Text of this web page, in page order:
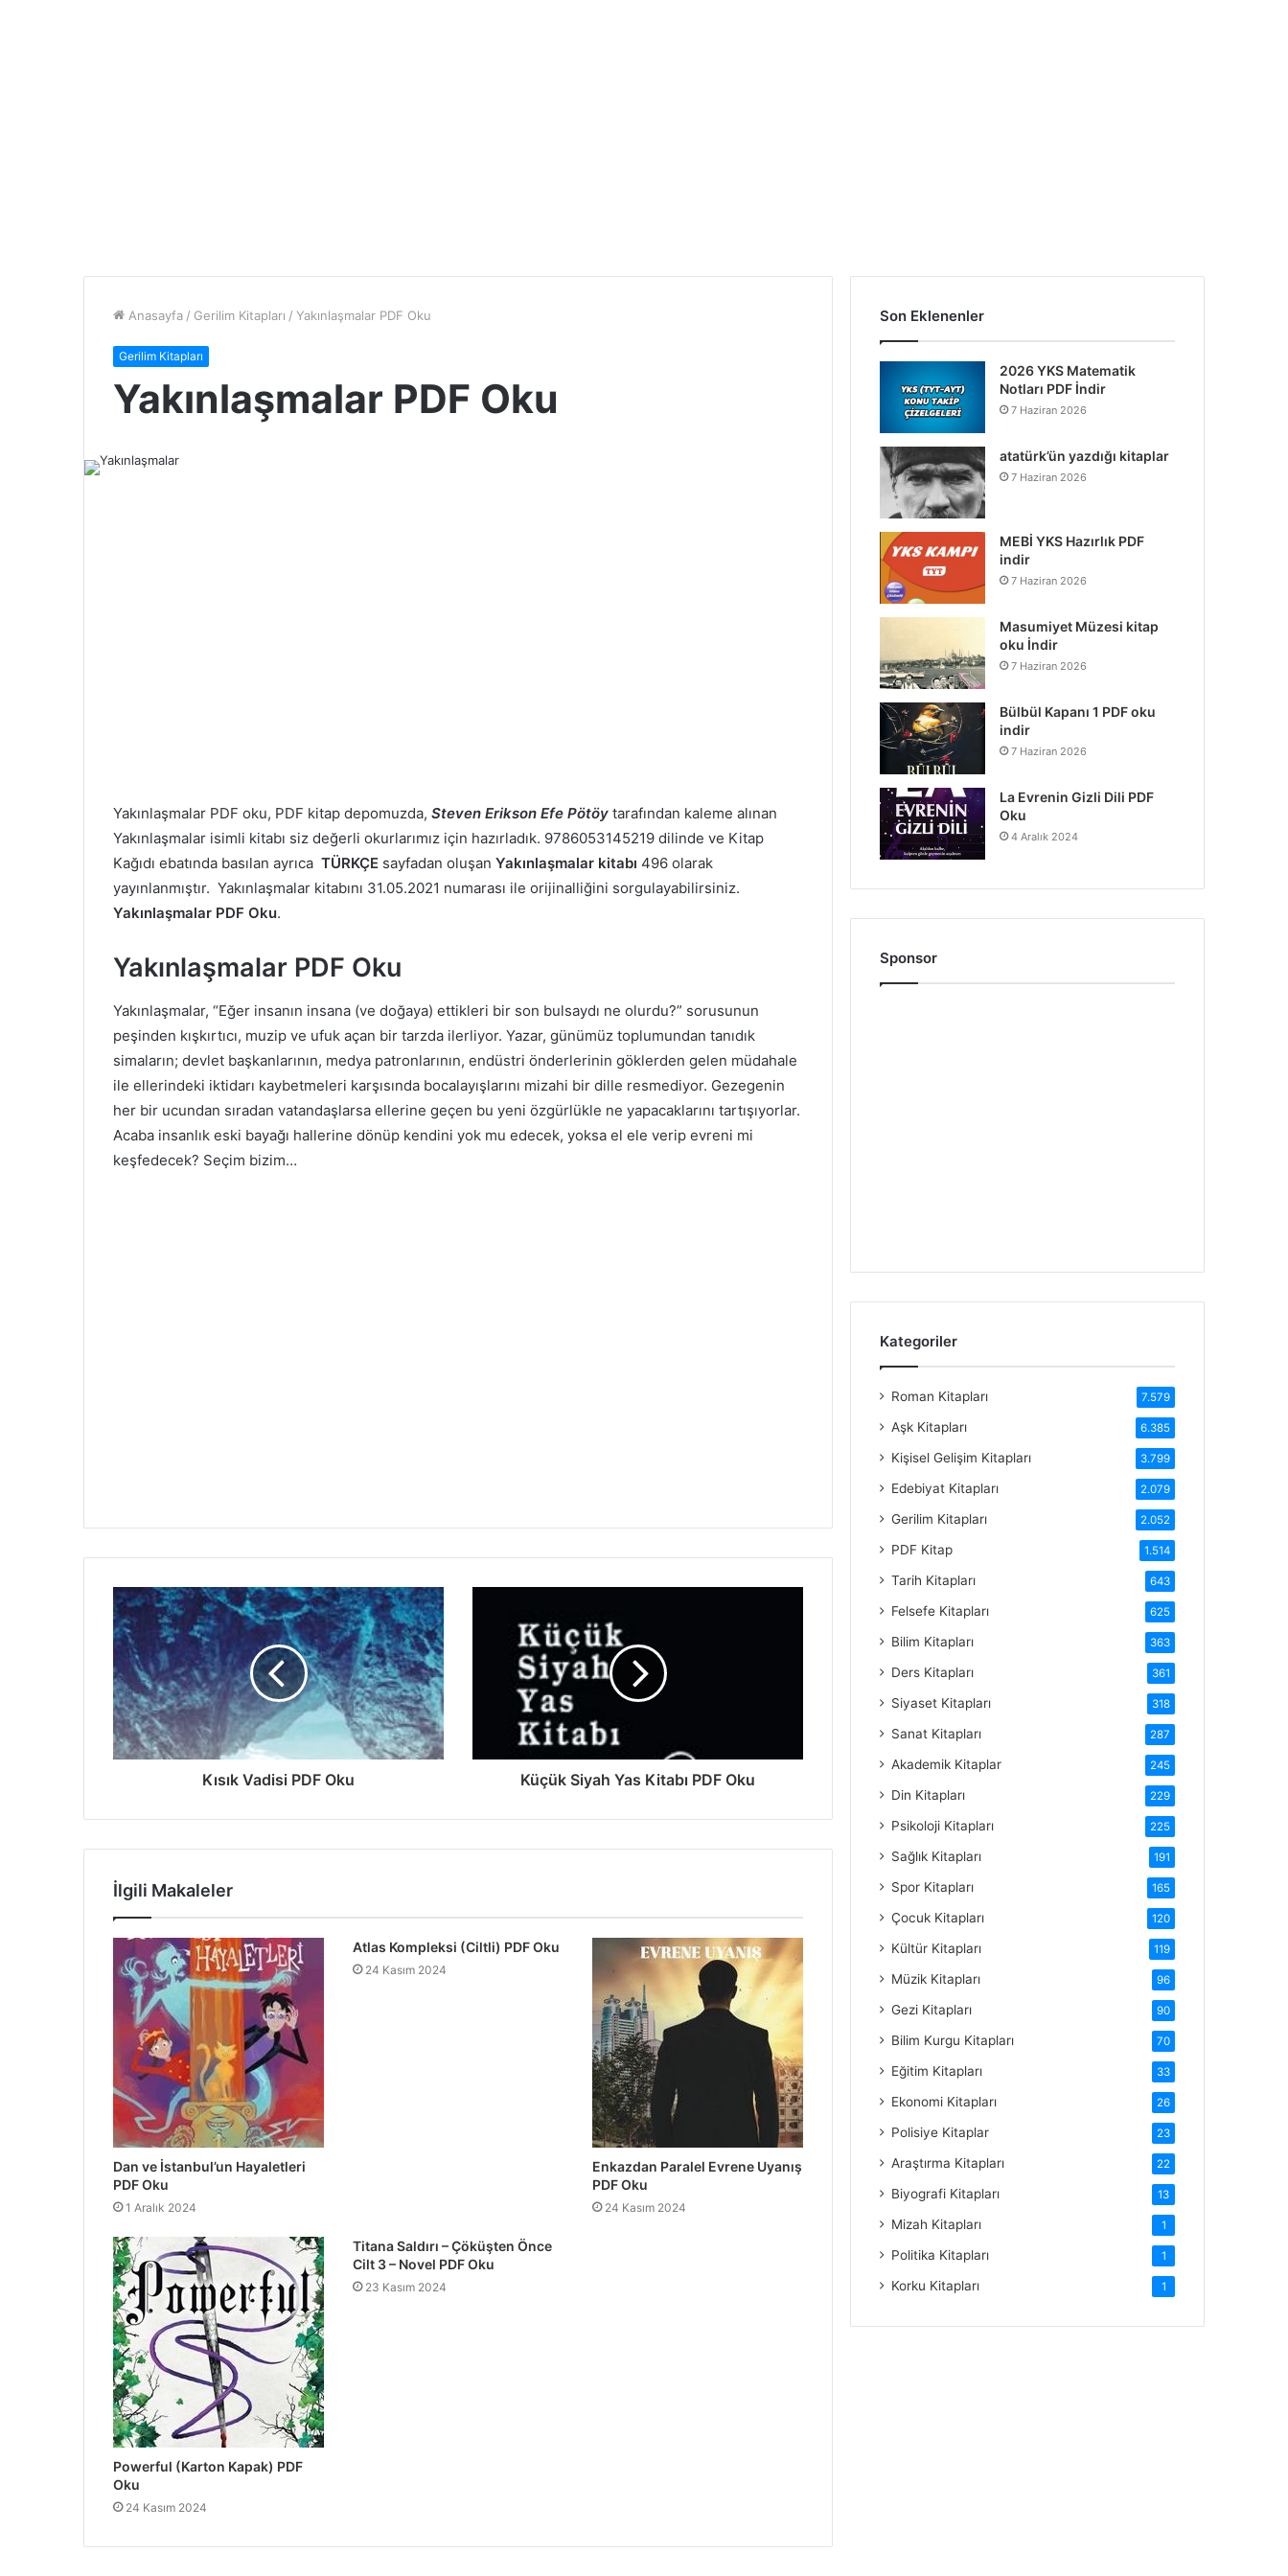
Anasayfa / Gerilim Kitapları / Yakınlaşmalar PDF Oku
Gerilim Kitapları
Yakınlaşmalar PDF Oku
Yakınlaşmalar PDF oku, PDF kitap depomuzda, Steven Erikson Efe Pötöy tarafından kaleme alınan
Yakınlaşmalar isimli kitabı siz değerli okurlarımız için hazırladık. 9786053145219 dilinde ve Kitap
Kağıdı ebatında basılan ayrıca TÜRKÇE sayfadan oluşan Yakınlaşmalar kitabı 496 olarak
yayınlanmıştır. Yakınlaşmalar kitabını 31.05.2021 numarası ile orijinalliğini sorgulayabilirsiniz.
Yakınlaşmalar PDF Oku.
Yakınlaşmalar PDF Oku
Yakınlaşmalar, “Eğer insanın insana (ve doğaya) ettikleri bir son bulsaydı ne olurdu?” sorusunun
peşinden kışkırtıcı, muzip ve ufuk açan bir tarzda ilerliyor. Yazar, günümüz toplumundan tanıdık
simaların; devlet başkanlarının, medya patronlarının, endüstri önderlerinin göklerden gelen müdahale
ile ellerindeki iktidarı kaybetmeleri karşısında bocalayışlarını mizahi bir dille resmediyor. Gezegenin
her bir ucundan sıradan vatandaşlarsa ellerine geçen bu yeni özgürlükle ne yapacaklarını tartışıyorlar.
Acaba insanlık eski bayağı hallerine dönüp kendini yok mu edecek, yoksa el ele verip evreni mi
keşfedecek? Seçim bizim…
Kısık Vadisi PDF Oku Küçük Siyah Yas Kitabı PDF Oku
İlgili Makaleler
Dan ve İstanbul’un Hayaletleri
PDF Oku
1 Aralık 2024
Atlas Kompleksi (Ciltli) PDF Oku
24 Kasım 2024
Enkazdan Paralel Evrene Uyanış
PDF Oku
24 Kasım 2024
Powerful (Karton Kapak) PDF
Oku
24 Kasım 2024
Titana Saldırı – Çöküşten Önce
Cilt 3 – Novel PDF Oku
23 Kasım 2024
Son Eklenenler
2026 YKS Matematik
Notları PDF İndir
7 Haziran 2026
atatürk’ün yazdığı kitaplar
7 Haziran 2026
MEBİ YKS Hazırlık PDF
indir
7 Haziran 2026
Masumiyet Müzesi kitap
oku İndir
7 Haziran 2026
Bülbül Kapanı 1 PDF oku
indir
7 Haziran 2026
La Evrenin Gizli Dili PDF
Oku
4 Aralık 2024
Sponsor
Kategoriler
Roman Kitapları 7.579
Aşk Kitapları 6.385
Kişisel Gelişim Kitapları 3.799
Edebiyat Kitapları 2.079
Gerilim Kitapları 2.052
PDF Kitap 1.514
Tarih Kitapları 643
Felsefe Kitapları 625
Bilim Kitapları 363
Ders Kitapları 361
Siyaset Kitapları 318
Sanat Kitapları 287
Akademik Kitaplar 245
Din Kitapları 229
Psikoloji Kitapları 225
Sağlık Kitapları 191
Spor Kitapları 165
Çocuk Kitapları 120
Kültür Kitapları 119
Müzik Kitapları 96
Gezi Kitapları 90
Bilim Kurgu Kitapları 70
Eğitim Kitapları 33
Ekonomi Kitapları 26
Polisiye Kitaplar 23
Araştırma Kitapları 22
Biyografi Kitapları 13
Mizah Kitapları 1
Politika Kitapları 1
Korku Kitapları 1